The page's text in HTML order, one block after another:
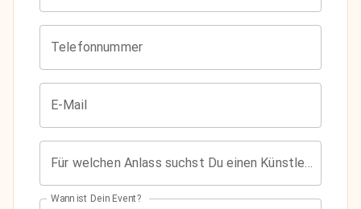
Telefonnummer
E-Mail
Wann ist Dein Event?